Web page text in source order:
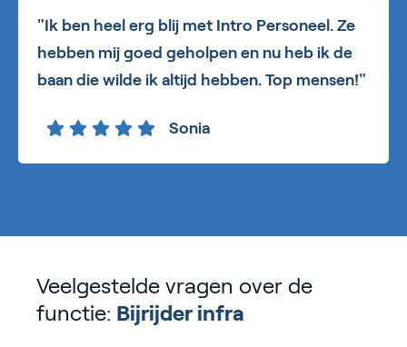
"Ik ben heel erg blij met Intro Personeel. Ze
hebben mij goed geholpen en nu heb ik de
baan die wilde ik altijd hebben. Top mensen!"
Sonia
Veelgestelde vragen over de
functie: Bijrijder infra